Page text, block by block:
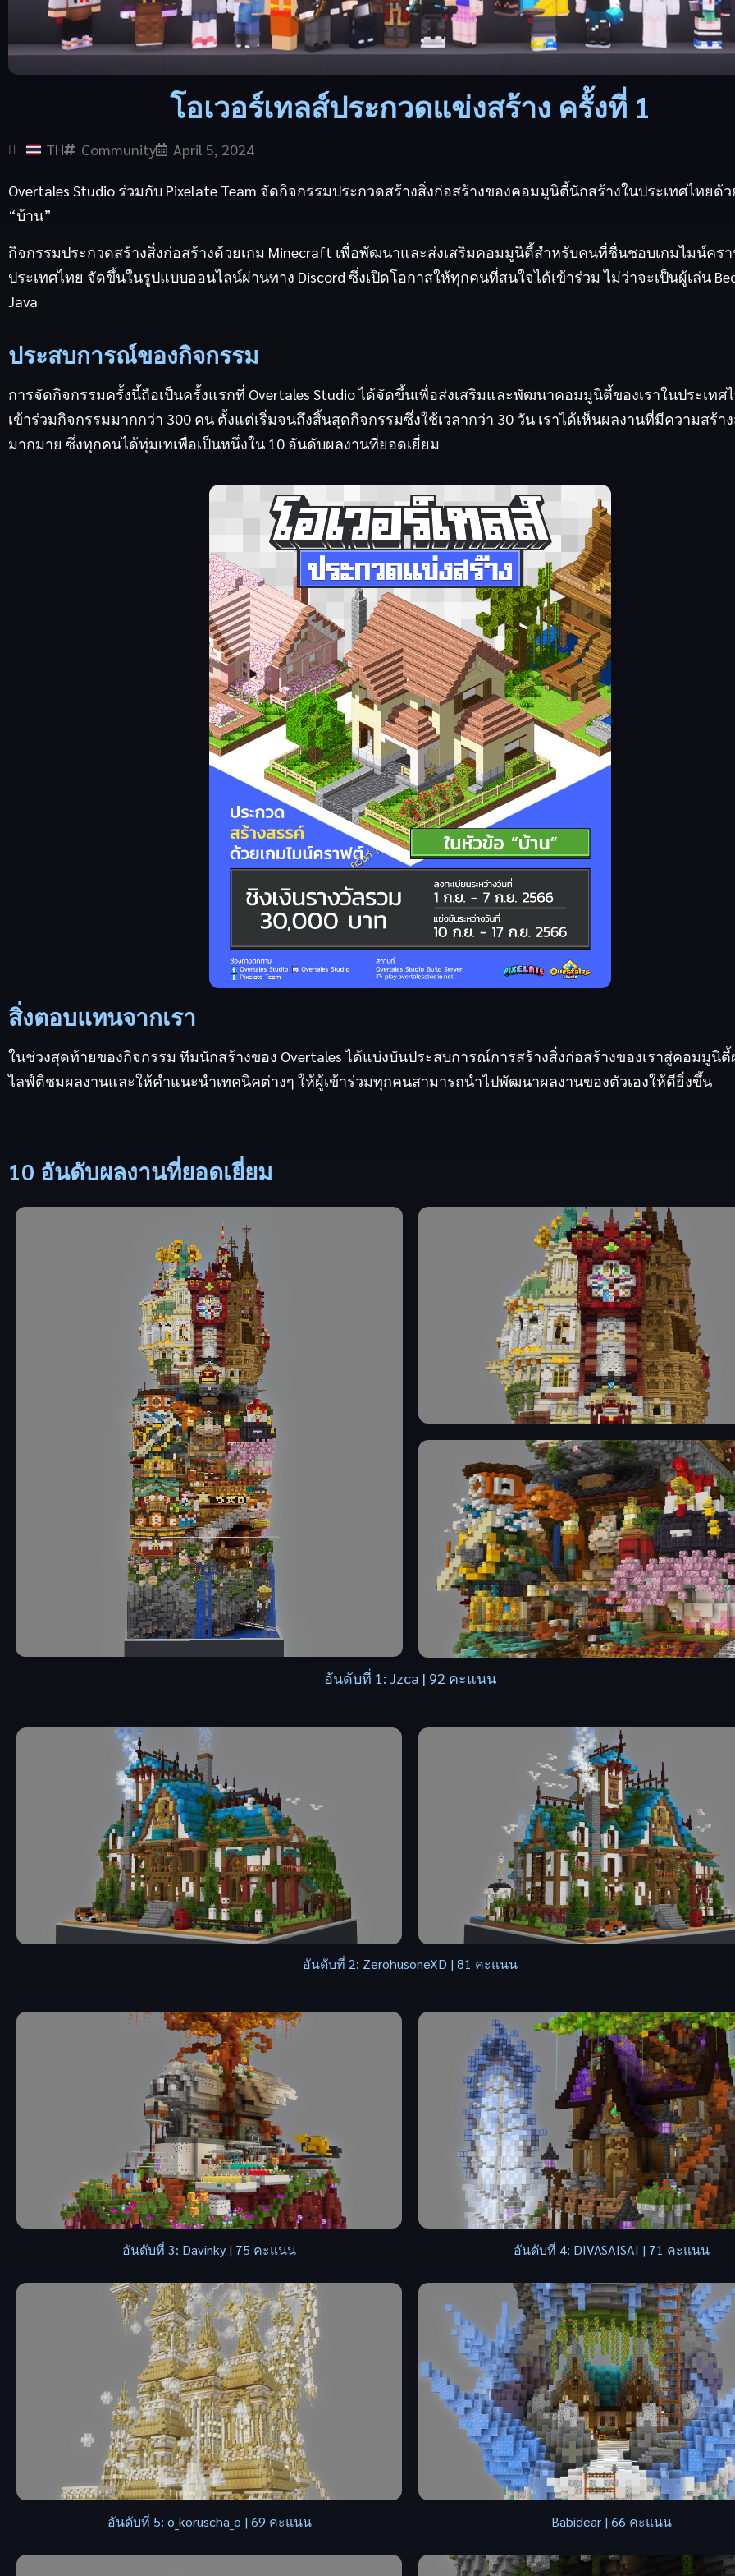
โอเวอร์เทลส์ประกวดแข่งสร้าง ครั้งที่ 1
TH Community April 5, 2024
Overtales Studio ร่วมกับ Pixelate Team จัดกิจกรรมประกวดสร้างสิ่งก่อสร้างของคอมมูนิตี้นักสร้างในประเทศไทยด้
“บ้าน”
กิจกรรมประกวดสร้างสิ่งก่อสร้างด้วยเกม Minecraft เพื่อพัฒนาและส่งเสริมคอมมูนิตี้สำหรับคนที่ชื่นชอบเกมไมน์คร
ประเทศไทย จัดขึ้นในรูปแบบออนไลน์ผ่านทาง Discord ซึ่งเปิดโอกาสให้ทุกคนที่สนใจได้เข้าร่วม ไม่ว่าจะเป็นผู้เล่น
Java
ประสบการณ์ของกิจกรรม
การจัดกิจกรรมครั้งนี้ถือเป็นครั้งแรกที่ Overtales Studio ได้จัดขึ้นเพื่อส่งเสริมและพัฒนาคอมมูนิตี้ของเราในประเทศ
เข้าร่วมกิจกรรมมากกว่า 300 คน ตั้งแต่เริ่มจนถึงสิ้นสุดกิจกรรมซึ่งใช้เวลากว่า 30 วัน เราได้เห็นผลงานที่มีความสร้า
มากมาย ซึ่งทุกคนได้ทุ่มเทเพื่อเป็นหนึ่งใน 10 อันดับผลงานที่ยอดเยี่ยม
สิ่งตอบแทนจากเรา
ในช่วงสุดท้ายของกิจกรรม ทีมนักสร้างของ Overtales ได้แบ่งบันประสบการณ์การสร้างสิ่งก่อสร้างของเราสู่คอมมูนิ
ไลฟ์ติชมผลงานและให้คำแนะนำเทคนิคต่างๆ ให้ผู้เข้าร่วมทุกคนสามารถนำไปพัฒนาผลงานของตัวเองให้ดียิ่งขึ้น
10 อันดับผลงานที่ยอดเยี่ยม
อันดับที่ 1: Jzca | 92 คะแนน
อันดับที่ 2: ZerohusoneXD | 81 คะแนน
อันดับที่ 3: Davinky | 75 คะแนน
อันดับที่ 5: o_koruscha_o | 69 คะแนน
อันดับที่ 4: DIVASAISAI | 71 คะแนน
Babidear | 66 คะแนน